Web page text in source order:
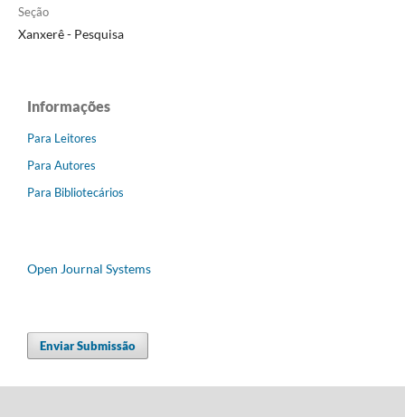
Seção
Xanxerê - Pesquisa
Informações
Para Leitores
Para Autores
Para Bibliotecários
Open Journal Systems
Enviar Submissão